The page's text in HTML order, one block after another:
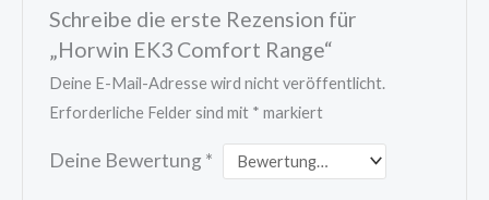
Schreibe die erste Rezension für
„Horwin EK3 Comfort Range“
Deine E-Mail-Adresse wird nicht veröffentlicht.
Erforderliche Felder sind mit * markiert
Deine Bewertung *